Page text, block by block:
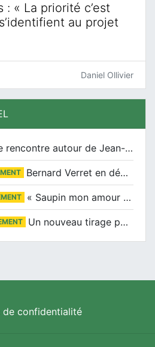
: « La priorité c’est
au projet
Daniel Ollivier
Une rencontre autour de Jean-Claude Suaudeau
Bernard Verret en dédicaces le samedi 13 décembre à l’Espace Culturel Atlantis
« Saupin mon amour » au salon du livre de Trentemoult
Un nouveau tirage pour le Docu-BD
de confidentialité